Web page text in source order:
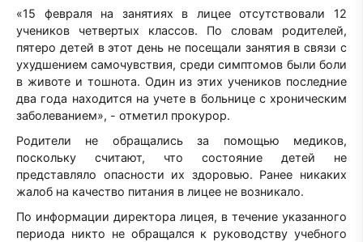
«15 февраля на занятиях в лицее отсутствовали 12
учеников четвертых классов. По словам родителей,
пятеро детей в этот день не посещали занятия в связи с
ухудшением самочувствия, среди симптомов были боли
в животе и тошнота. Один из этих учеников последние
два года находится на учете в больнице с хроническим
заболеванием», - отметил прокурор.
Родители не обращались за помощью медиков,
поскольку считают, что состояние детей не
представляло опасности их здоровью. Ранее никаких
жалоб на качество питания в лицее не возникало.
По информации директора лицея, в течение указанного
периода никто не обращался к руководству учебного